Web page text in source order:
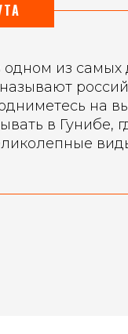
из самых
на
в Гунибе,